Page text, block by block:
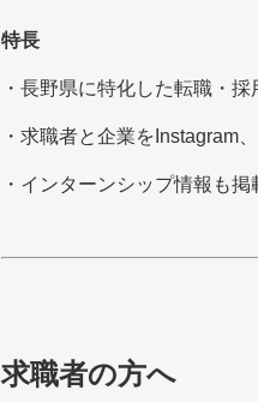
特長
・長野県に特化した転職・採
・求職者と企業をInstagram
・インターンシップ情報も
求職者の方へ